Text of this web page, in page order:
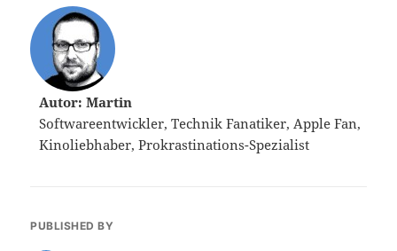
Autor: Martin
Softwareentwickler, Technik Fanatiker, Apple Fan,
Kinoliebhaber, Prokrastinations-Spezialist
PUBLISHED BY